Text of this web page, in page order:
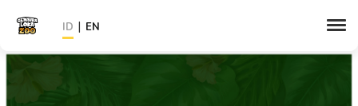
ID | EN